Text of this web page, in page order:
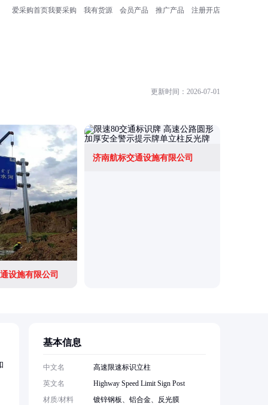
爱采购首页我要采购 我有货源 会员产品 推广产品 注册开店
更新时间：2026-07-01
设施有限公司
济南航标交通设施有限公司
基本信息
中文名
高速限速标识立柱
英文名
Highway Speed Limit Sign Post
材质/材料
镀锌钢板、铝合金、反光膜